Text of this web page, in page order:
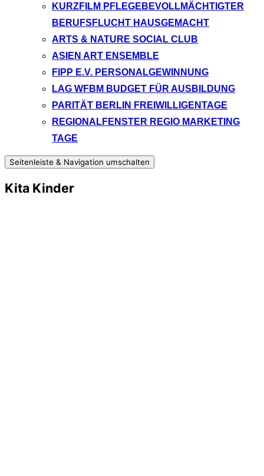
KURZFILM PFLEGEBEVOLLMÄCHTIGTER
BERUFSFLUCHT HAUSGEMACHT
ARTS & NATURE SOCIAL CLUB
ASIEN ART ENSEMBLE
FIPP E.V. PERSONALGEWINNUNG
LAG WFBM BUDGET FÜR AUSBILDUNG
PARITÄT BERLIN FREIWILLIGENTAGE
REGIONALFENSTER REGIO MARKETING
TAGE
Seitenleiste & Navigation umschalten
Kita Kinder